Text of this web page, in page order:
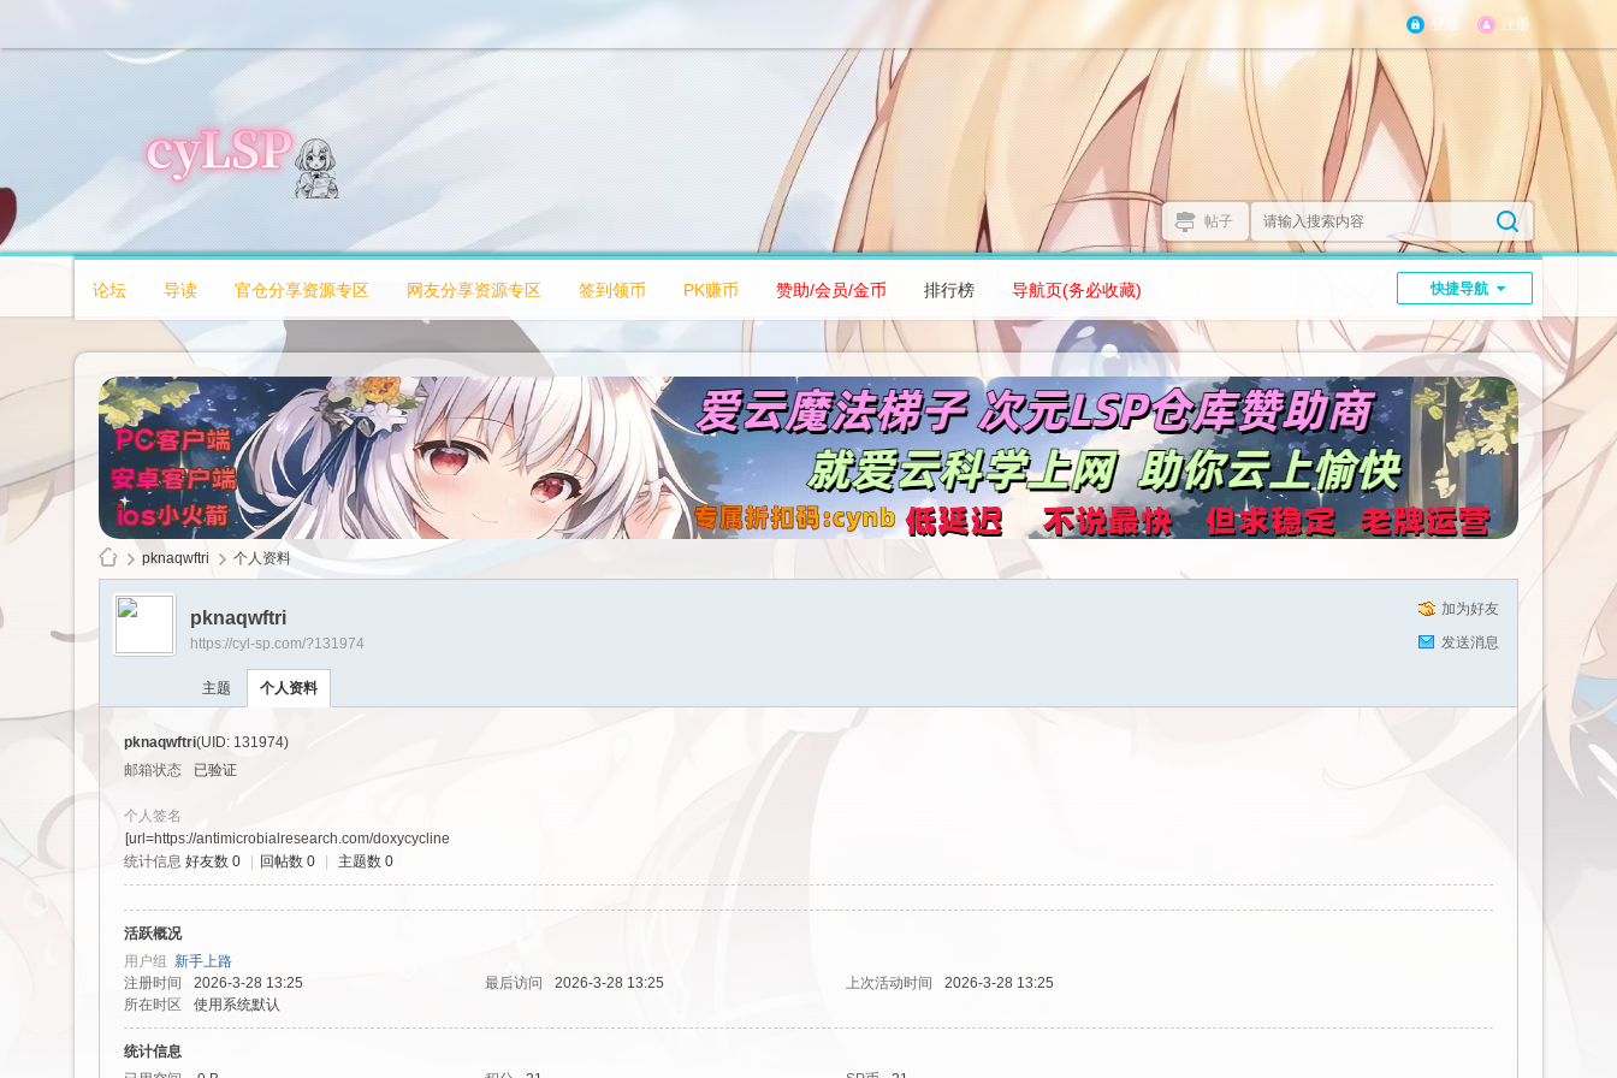
登陆 注册
帖子
快捷导航
论坛 导读 官仓分享资源专区 网友分享资源专区 签到领币 PK赚币 赞助/会员/金币 排行榜 导航页(务必收藏)
pknaqwftri 个人资料
加为好友
发送消息
pknaqwftri
https://cyl-sp.com/?131974
主题 个人资料
pknaqwftri(UID: 131974)
邮箱状态
已验证
个人签名
[url=https://antimicrobialresearch.com/doxycycline
统计信息 好友数 0 回帖数 0 主题数 0
活跃概况
用户组 新手上路
注册时间
2026-3-28 13:25 最后访问 2026-3-28 13:25 上次活动时间
2026-3-28 13:25
所在时区
使用系统默认
统计信息